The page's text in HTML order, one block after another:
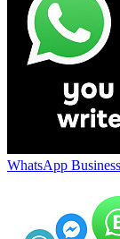
WhatsApp